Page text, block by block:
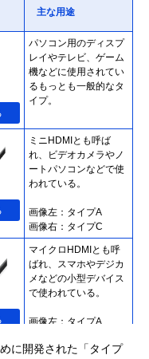
主な用途
パソコン用のディスプ
レイやテレビ、ゲーム
機などに使用されてい
るもっとも一般的なタ
イプ。
ミニHDMIとも呼ば
れ、ビデオカメラやノ
ートパソコンなどで使
われている。
画像左：タイプA
画像右：タイプC
マイクロHDMIとも呼
ばれ、スマホやデジカ
メなどの小型デバイス
で使われている。
画像左：タイプA
に開発された「タイプ